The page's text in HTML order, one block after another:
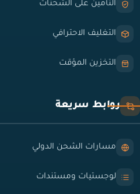
التأمين على الشحنات
التغليف الاحترافي
التخزين المؤقت
روابط سريعة
مسارات الشحن الدولي
لوجستيات ومستندات